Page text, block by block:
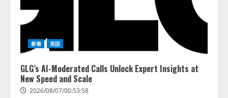
4
レアラ、『AIはどの法律事務所を
推薦するのか』について 企業法
を実施
新着 英語
GLG’s AI-Moderated Calls Unlock Expert Insights at
New Speed and Scale
2026/08/07/00:53:58